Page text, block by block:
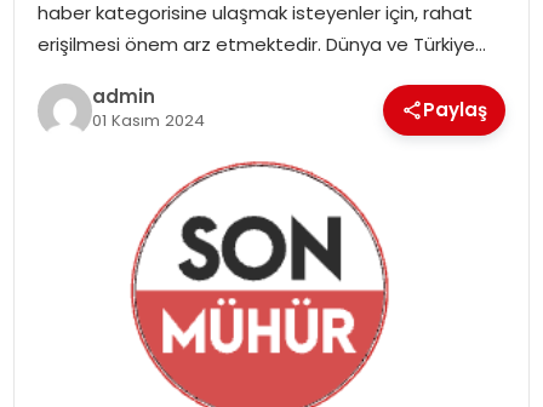
MAGAZIN
SAĞLIK
haber kategorisine ulaşmak isteyenler için, rahat
erişilmesi önem arz etmektedir. Dünya ve Türkiye…
admin
01 Kasım 2024 Paylaş